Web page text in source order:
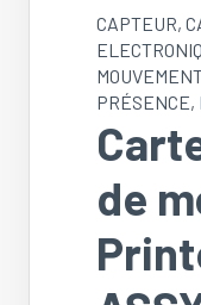
CAPTEUR,
PRÉSENCE,
de